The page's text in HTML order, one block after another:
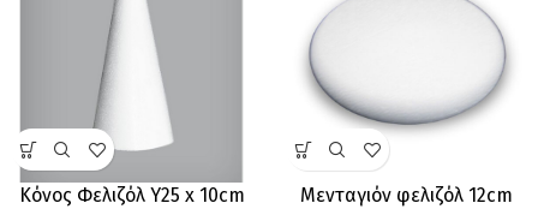
Κόνος Φελιζόλ Y25 x 10cm Μενταγιόν φελιζόλ 12cm